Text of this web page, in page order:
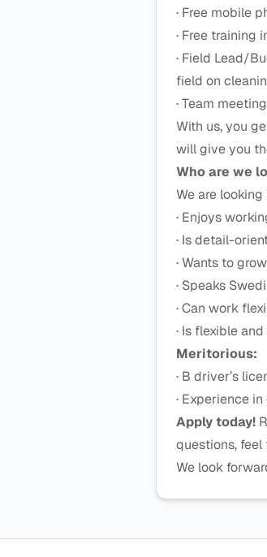
· Free mobile
· Free training
· Field Lead/
field on
· Team
With us, you
will give you
Who are we
We are
· Enjoys
· Is detail-
· Wants to
· Speaks
· Can work
· Is flexible
Meritorious:
· B driver’s
· Experience
Apply today!
questions,
We look